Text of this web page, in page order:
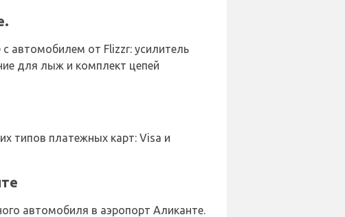
автомобилем от Flizzr: усилитель
для лыж и комплект цепей
типов платежных карт: Visa и
автомобиля в аэропорт Аликанте.